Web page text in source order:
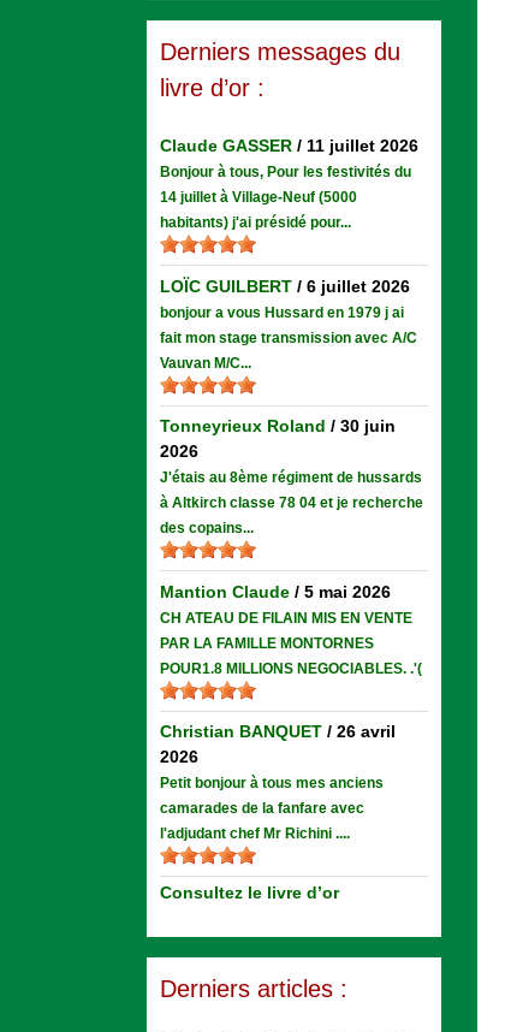
Derniers messages du
livre d’or :
Claude GASSER / 11 juillet 2026
Bonjour à tous, Pour les festivités du
14 juillet à Village-Neuf (5000
habitants) j'ai présidé pour...
LOÏC GUILBERT /6 juillet 2026
bonjour a vous Hussard en 1979 j ai
fait mon stage transmission avec A/C
Vauvan M/C...
Tonneyrieux Roland /30 juin
2026
J'étais au 8ème régiment de hussards
à Altkirch classe 78 04 et je recherche
des copains...
Mantion Claude /5 mai 2026
CH ATEAU DE FILAIN MIS EN VENTE
PAR LA FAMILLE MONTORNES
POUR1.8 MILLIONS NEGOCIABLES. .'(
Christian BANQUET /26 avril
2026
Petit bonjour à tous mes anciens
camarades de la fanfare avec
l'adjudant chef Mr Richini ....
Consultez le livre d’or
Derniers articles :